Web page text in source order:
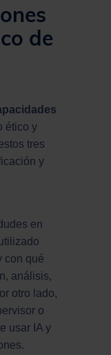
de
ético y
tres
y
en
con qué
análisis,
otro lado,
o
usar IA y